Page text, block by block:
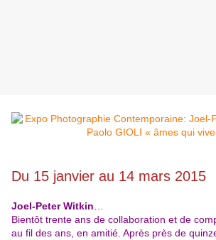
Du 15 janvier au 14 mars 2015
Joel-Peter Witkin
Bientôt trente ans de collaboration et de
au fil des ans, en amitié. Après près de